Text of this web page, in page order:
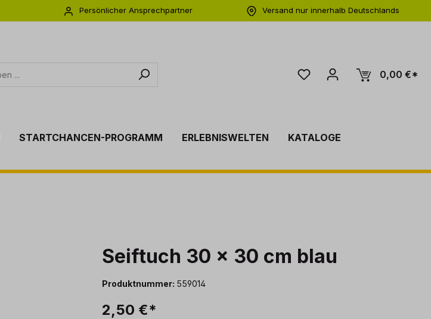
Persönlicher Ansprechpartner
Versand nur innerhalb Deutschlands
0,00 €*
STARTCHANCEN-PROGRAMM ERLEBNISWELTEN
KATALOGE
Seiftuch 30 x 30 cm blau
Produktnummer: 559014
2,50 €*